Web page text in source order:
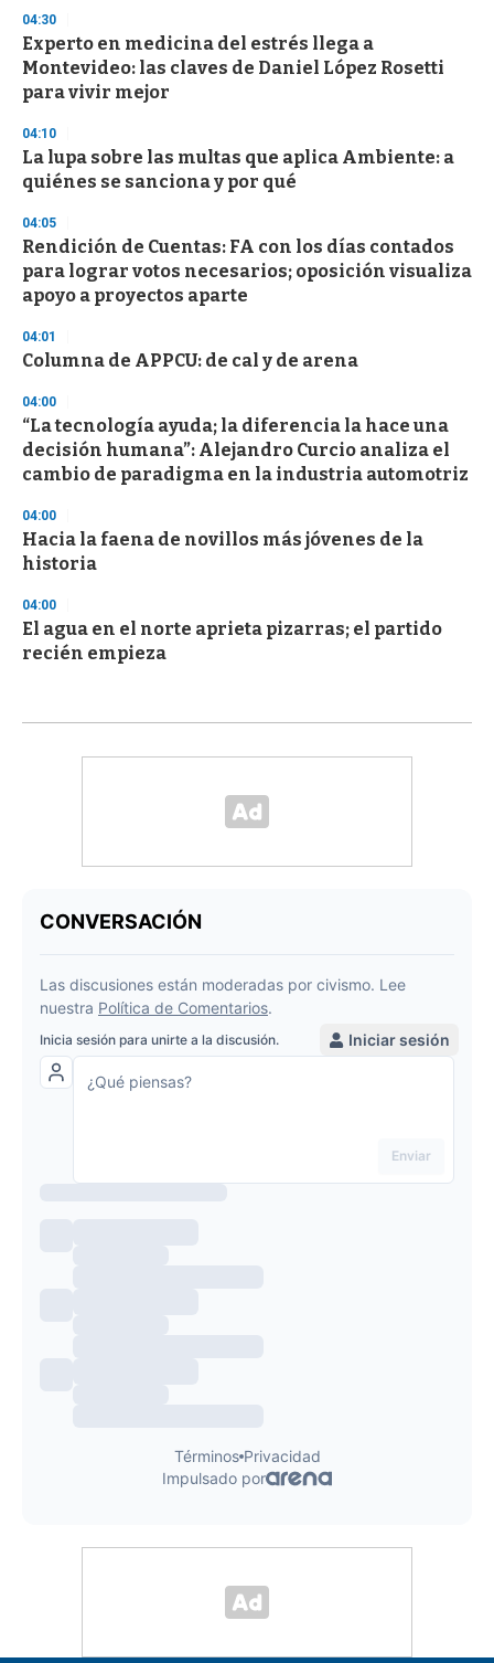
3
s
e
c
o
d
s
04:30
Experto en medicina del estrés llega a
Montevideo: las claves de Daniel López Rosetti
para vivir mejor
04:10
La lupa sobre las multas que aplica Ambiente: a
quiénes se sanciona y por qué
04:05
Rendición de Cuentas: FA con los días contados
para lograr votos necesarios; oposición visualiza
apoyo a proyectos aparte
04:01
Columna de APPCU: de cal y de arena
04:00
“La tecnología ayuda; la diferencia la hace una
decisión humana”: Alejandro Curcio analiza el
cambio de paradigma en la industria automotriz
04:00
Hacia la faena de novillos más jóvenes de la
historia
04:00
El agua en el norte aprieta pizarras; el partido
recién empieza